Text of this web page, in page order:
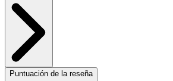
Puntuación de la reseña